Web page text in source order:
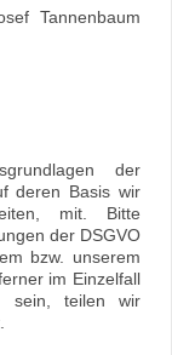
Tannenbaum
der
deren Basis wir
mit. Bitte
der DSGVO
bzw. unserem
im Einzelfall
sein, teilen wir